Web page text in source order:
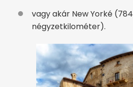
vagy akár New Yorké (784
négyzetkilométer).